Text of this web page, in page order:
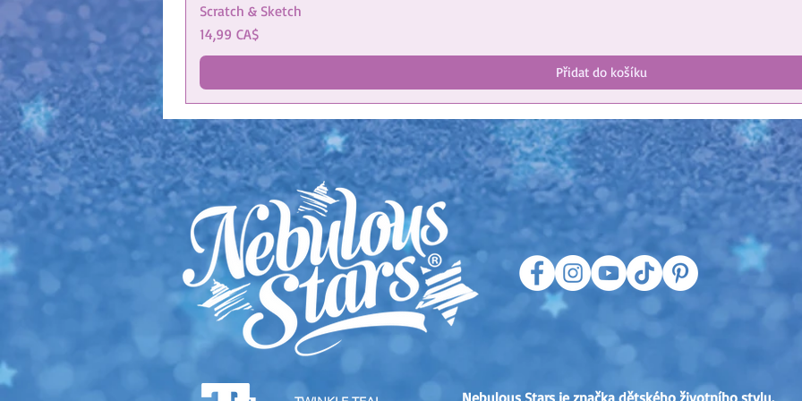
Scratch & Sketch
Cena
14,99 CA$
Přidat do košíku